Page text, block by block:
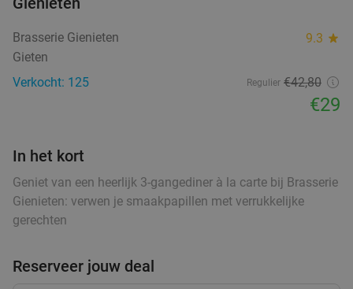
Flanagan's
9.9 star
Weerdinge
Verkocht: 757 €45,50
€28,95
42%
Turkse 2-gangen keuzelunch in hartje
Veendam
Morgen
Veendam
Brasserie Gienieten 9.3 star
Gieten
Verkocht: 125
Regulier €42,80
€29
In het kort
Geniet van een heerlijk 3-gangediner à la carte bij Brasserie
Gienieten: verwen je smaakpapillen met verrukkelijke
gerechten
Reserveer jouw deal